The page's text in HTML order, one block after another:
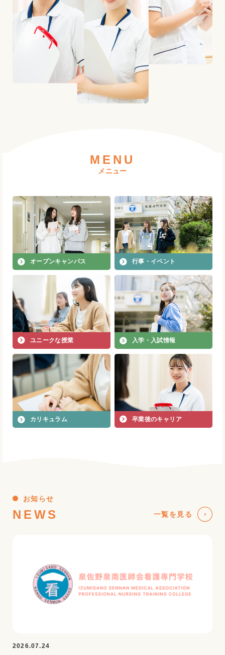
MENU
メニュー
オープンキャンパス 行事・イベント
ユニークな授業 入学・入試情報
カリキュラム 卒業後のキャリア
お知らせ
NEWS 一覧を見る
2026.07.24